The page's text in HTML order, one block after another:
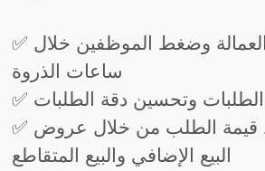
✅ تقليل تكاليف العمالة وضغط الموظفين خلال
ساعات الذروة
الطلبات وتحسين دقة الطلبات
✅ زيادة متوسط ​​قيمة الطلب من خلال عروض
البيع الإضافي والبيع المتقاطع